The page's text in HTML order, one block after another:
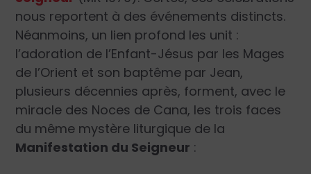
nous reportent à des événements distincts.
Néanmoins, un lien profond les unit :
l’adoration de l’Enfant-Jésus par les Mages
de l’Orient et son baptême par Jean,
plusieurs décennies après, forment, avec le
miracle des Noces de Cana, les trois faces
du même mystère liturgique de la
Manifestation du Seigneur :